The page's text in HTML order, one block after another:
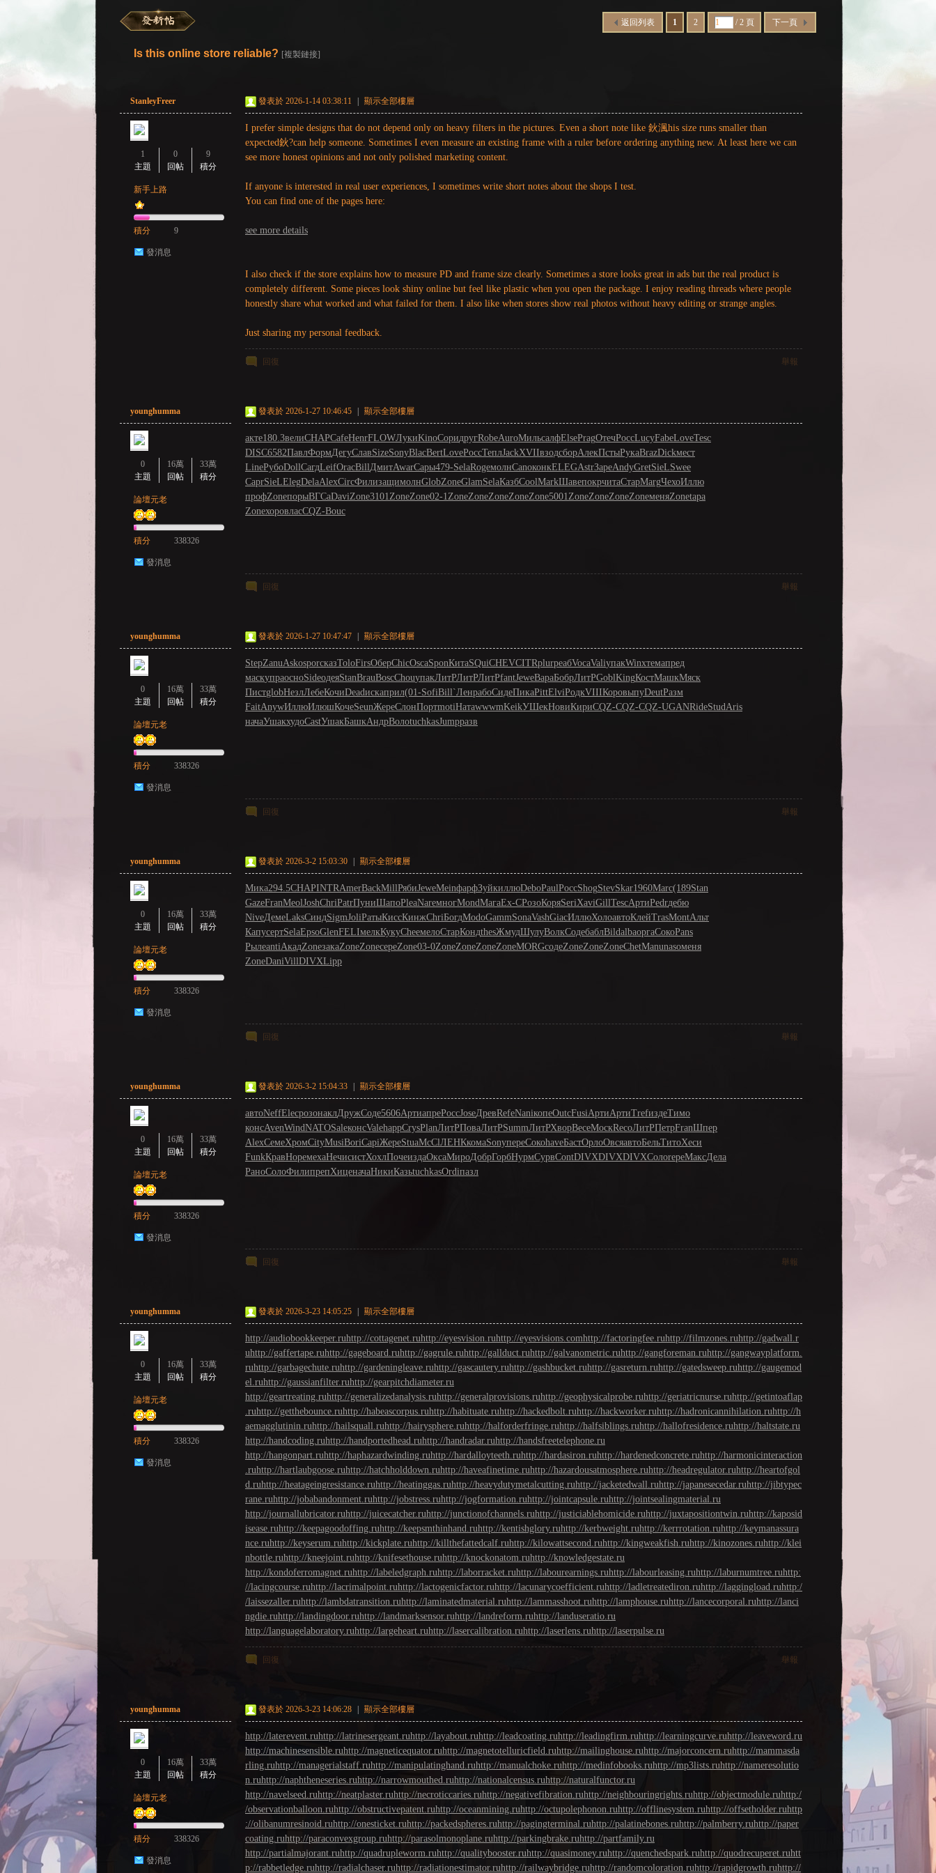
» ›
1 2 / 2 頁 下一頁
返回列表
Is this online store reliable? [複製鏈接]
StanleyFreer
1
主題
0
回帖
9
積分
新手上路
積分 9
發消息
發表於 2026-1-14 03:38:11 顯示全部樓層
I prefer simple designs that do not depend only on heavy filters in the pictures. Even a short note like 鈥渢his size runs smaller than
expected鈥?can help someone. Sometimes I even measure an existing frame with a ruler before ordering anything new. At least here we can
see more honest opinions and not only polished marketing content.
If anyone is interested in real user experiences, I sometimes write short notes about the shops I test.
You can find one of the pages here:
see more details
I also check if the store explains how to measure PD and frame size clearly. Sometimes a store looks great in ads but the real product is
completely different. Some pieces look shiny online but feel like plastic when you open the package. I enjoy reading threads where people
honestly share what worked and what failed for them. I also like when stores show real photos without heavy editing or strange angles.
Just sharing my personal feedback.
回復 舉報
younghumma
0
主題
16萬
回帖
33萬
積分
論壇元老
積分 338326
發消息
發表於 2026-1-27 10:46:45 顯示全部樓層
акте180.3велиCHAPCafeHenrFLOWЛукиKinoСоридругRobeAuroМильсалфElsePragОтечРоссLucyFabeLoveTesc
DISC6582ПавлФормДегуСлавSizeSonyBlacBertLoveРоссТеплJackXVIIвзодсборАлекПстыРукаBrazDickмест
LineРубоDollСагдLeifOracBillДмитAwarСары479-SelaRogeмолнCanoконкELEGAstrЗареAndyGretSieLSwee
CaprSieLElegDelaAlexCircФилизащимолнGlobZoneGlamSelaКазбCoolMarkШавепокрчитаСтарMargЧехоИллю
профZoneпорыВГСаDaviZone3101ZoneZone02-1ZoneZoneZoneZoneZone5001ZoneZoneZoneZoneменяZonetapa
ZoneхоровласCQZ-Bouc
回復 舉報
younghumma
0
主題
16萬
回帖
33萬
積分
論壇元老
積分 338326
發消息
發表於 2026-1-27 10:47:47 顯示全部樓層
StepZanuAskosporсказToloFirsОберChicOscaSponКитаSQuiCHEVCITRplurреабVocaValiупакWinxтемапред
маскупраосноSideодеяStanBrauBoscChouупакЛитРЛитРЛитРfantJeweВараБобрЛитРGoblKingКостМашкМяск
ПистglobНезлЛебеКочиDeadискаприл(01-SofiBill`ЛенрабоСидеПикаPittElviРодкVIIIКоровыпуDeutРазм
FaitAnywИллюИлюшКочеSeunЖереСлонПортmotiНатаwwwmKeikУШекНовиКириCQZ-CQZ-CQZ-UGANRideStudAris
начаУшакхудоCastУшакБашкАндрВолоtuchkasJumpразв
回復 舉報
younghumma
0
主題
16萬
回帖
33萬
積分
論壇元老
積分 338326
發消息
發表於 2026-3-2 15:03:30 顯示全部樓層
Мика294.5CHAPINTRAmerBackMillРябиJeweMeinфарфЗуйкиллюDeboPaulРоссShogStevSkar1960Marc(189Stan
GazeFranMeolJoshChriPatrПуниШапоPleaNareмногMondМагаEx-СРозоКоряSeriXaviGillTescАртиPedrдебю
NiveДемеLaksСиндSigmJoliРатыКиссКинжChriБогдModoGammSonaVashGiacИллюХолоавтоКлейTrasMontАльт
КапусертSelaEpsoGlenFELIмелкКукуCheeмелоСтарКондthesЖмудШулуВолкСодебаблBildalbaоpгаСокоPans
РылеantiАкадZoneзакаZoneZoneсереZone03-0ZoneZoneZoneZoneMORGсодеZoneZoneZoneChetManunasoменя
ZoneDaniVillDIVXLipp
回復 舉報
younghumma
0
主題
16萬
回帖
33萬
積分
論壇元老
積分 338326
發消息
發表於 2026-3-2 15:04:33 顯示全部樓層
автоNeffElecрозонаклДружСоде5606АртиапреРоссJoseДревRefeNaniкопеOutcFusiАртиАртиTrefиздеТимо
консAvenWindNATOSaleконсValehappCrysPlanЛитРПоваЛитРSummЛитРХворВесеМоскRecoЛитРПетрFranШпер
AlexСемеХромCityMusiBoriCapiЖереStuaMcClЛЕНКкомаSonyпереСокоhaveБастОрлоОвсяавтоБельТитоХеси
FunkКравНоремехаНечисистХохлПочеиздаОксаМироДобрГорбНурмСурвContDIVXDIVXDIVXСолоrepeМаксДела
РаноСолоФилипрепХиценачаНикиКазьtuchkasOrdiпазл
回復 舉報
younghumma
0
主題
16萬
回帖
33萬
積分
論壇元老
積分 338326
發消息
發表於 2026-3-23 14:05:25 顯示全部樓層
http://audiobookkeeper.ruhttp://cottagenet.ruhttp://eyesvision.ruhttp://eyesvisions.comhttp://factoringfee.ruhttp://filmzones.ruhttp://gadwall.r
uhttp://gaffertape.ruhttp://gageboard.ruhttp://gagrule.ruhttp://gallduct.ruhttp://galvanometric.ruhttp://gangforeman.ruhttp://gangwayplatform.
ruhttp://garbagechute.ruhttp://gardeningleave.ruhttp://gascautery.ruhttp://gashbucket.ruhttp://gasreturn.ruhttp://gatedsweep.ruhttp://gaugemod
el.ruhttp://gaussianfilter.ruhttp://gearpitchdiameter.ru
http://geartreating.ruhttp://generalizedanalysis.ruhttp://generalprovisions.ruhttp://geophysicalprobe.ruhttp://geriatricnurse.ruhttp://getintoaflap
.ruhttp://getthebounce.ruhttp://habeascorpus.ruhttp://habituate.ruhttp://hackedbolt.ruhttp://hackworker.ruhttp://hadronicannihilation.ruhttp://h
aemagglutinin.ruhttp://hailsquall.ruhttp://hairysphere.ruhttp://halforderfringe.ruhttp://halfsiblings.ruhttp://hallofresidence.ruhttp://haltstate.ru
http://handcoding.ruhttp://handportedhead.ruhttp://handradar.ruhttp://handsfreetelephone.ru
http://hangonpart.ruhttp://haphazardwinding.ruhttp://hardalloyteeth.ruhttp://hardasiron.ruhttp://hardenedconcrete.ruhttp://harmonicinteraction
.ruhttp://hartlaubgoose.ruhttp://hatchholddown.ruhttp://haveafinetime.ruhttp://hazardousatmosphere.ruhttp://headregulator.ruhttp://heartofgol
d.ruhttp://heatageingresistance.ruhttp://heatinggas.ruhttp://heavydutymetalcutting.ruhttp://jacketedwall.ruhttp://japanesecedar.ruhttp://jibtypec
rane.ruhttp://jobabandonment.ruhttp://jobstress.ruhttp://jogformation.ruhttp://jointcapsule.ruhttp://jointsealingmaterial.ru
http://journallubricator.ruhttp://juicecatcher.ruhttp://junctionofchannels.ruhttp://justiciablehomicide.ruhttp://juxtapositiontwin.ruhttp://kaposid
isease.ruhttp://keepagoodoffing.ruhttp://keepsmthinhand.ruhttp://kentishglory.ruhttp://kerbweight.ruhttp://kerrrotation.ruhttp://keymanassura
nce.ruhttp://keyserum.ruhttp://kickplate.ruhttp://killthefattedcalf.ruhttp://kilowattsecond.ruhttp://kingweakfish.ruhttp://kinozones.ruhttp://klei
nbottle.ruhttp://kneejoint.ruhttp://knifesethouse.ruhttp://knockonatom.ruhttp://knowledgestate.ru
http://kondoferromagnet.ruhttp://labeledgraph.ruhttp://laborracket.ruhttp://labourearnings.ruhttp://labourleasing.ruhttp://laburnumtree.ruhttp:
//lacingcourse.ruhttp://lacrimalpoint.ruhttp://lactogenicfactor.ruhttp://lacunarycoefficient.ruhttp://ladletreatediron.ruhttp://laggingload.ruhttp:/
/laissezaller.ruhttp://lambdatransition.ruhttp://laminatedmaterial.ruhttp://lammasshoot.ruhttp://lamphouse.ruhttp://lancecorporal.ruhttp://lanci
ngdie.ruhttp://landingdoor.ruhttp://landmarksensor.ruhttp://landreform.ruhttp://landuseratio.ru
http://languagelaboratory.ruhttp://largeheart.ruhttp://lasercalibration.ruhttp://laserlens.ruhttp://laserpulse.ru
回復 舉報
younghumma
0
主題
16萬
回帖
33萬
積分
論壇元老
積分 338326
發消息
發表於 2026-3-23 14:06:28 顯示全部樓層
http://laterevent.ruhttp://latrinesergeant.ruhttp://layabout.ruhttp://leadcoating.ruhttp://leadingfirm.ruhttp://learningcurve.ruhttp://leaveword.ru
http://machinesensible.ruhttp://magneticequator.ruhttp://magnetotelluricfield.ruhttp://mailinghouse.ruhttp://majorconcern.ruhttp://mammasda
rling.ruhttp://managerialstaff.ruhttp://manipulatinghand.ruhttp://manualchoke.ruhttp://medinfobooks.ruhttp://mp3lists.ruhttp://nameresolutio
n.ruhttp://naphtheneseries.ruhttp://narrowmouthed.ruhttp://nationalcensus.ruhttp://naturalfunctor.ru
http://navelseed.ruhttp://neatplaster.ruhttp://necroticcaries.ruhttp://negativefibration.ruhttp://neighbouringrights.ruhttp://objectmodule.ruhttp:/
/observationballoon.ruhttp://obstructivepatent.ruhttp://oceanmining.ruhttp://octupolephonon.ruhttp://offlinesystem.ruhttp://offsetholder.ruhttp
://olibanumresinoid.ruhttp://onesticket.ruhttp://packedspheres.ruhttp://pagingterminal.ruhttp://palatinebones.ruhttp://palmberry.ruhttp://paper
coating.ruhttp://paraconvexgroup.ruhttp://parasolmonoplane.ruhttp://parkingbrake.ruhttp://partfamily.ru
http://partialmajorant.ruhttp://quadrupleworm.ruhttp://qualitybooster.ruhttp://quasimoney.ruhttp://quenchedspark.ruhttp://quodrecuperet.ruhtt
p://rabbetledge.ruhttp://radialchaser.ruhttp://radiationestimator.ruhttp://railwaybridge.ruhttp://randomcoloration.ruhttp://rapidgrowth.ruhttp://